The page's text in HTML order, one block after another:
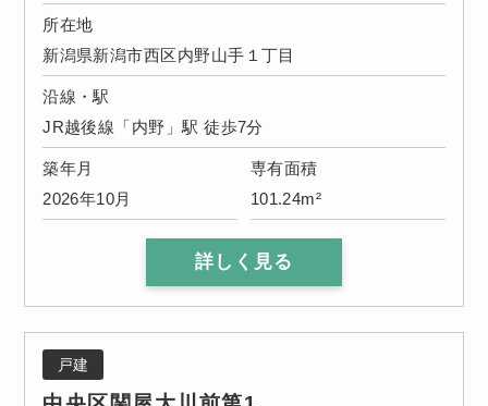
所在地
新潟県新潟市西区内野山手１丁目
沿線・駅
JR越後線「内野」駅 徒歩7分
築年月
2026年10月
専有面積
101.24m²
詳しく見る
戸建